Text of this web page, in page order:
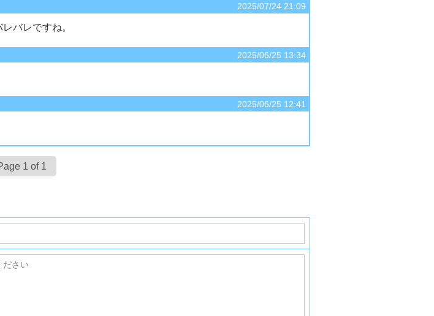
2025/07/24 21:09
バレですね。
2025/06/25 13:34
2025/06/25 12:41
1 of 1